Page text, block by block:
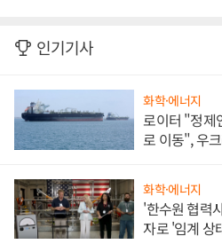
인기기사
화학·에너지
로이터 "정제
로 이동", 우
화학·에너지
'한수원 협력
자로 '임계 상